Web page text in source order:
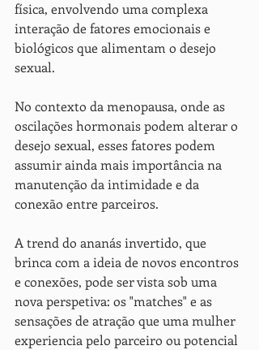
física, envolvendo uma complexa
interação de fatores emocionais e
biológicos que alimentam o desejo
sexual.
No contexto da menopausa, onde as
oscilações hormonais podem alterar o
desejo sexual, esses fatores podem
assumir ainda mais importância na
manutenção da intimidade e da
conexão entre parceiros.
A trend do ananás invertido, que
brinca com a ideia de novos encontros
e conexões, pode ser vista sob uma
nova perspetiva: os "matches" e as
sensações de atração que uma mulher
experiencia pelo parceiro ou potencial